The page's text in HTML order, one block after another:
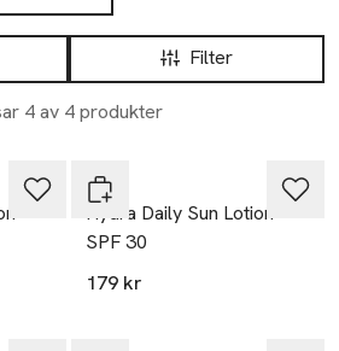
Filter
4 av 4 produkter
Skir
Hydra Daily Sun Lotion
SPF 30
179 kr
25% vid köp över 200kr